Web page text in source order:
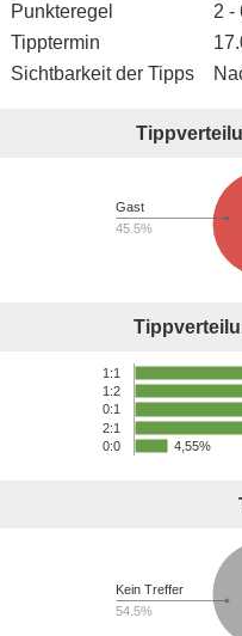
Punkteregel
2 -
Tipptermin
Sichtbarkeit der Tipps
Gast
45.5%
1:1
1:2
0:1
2:1
0:0
4,55%
Kein Treffer
54.5%